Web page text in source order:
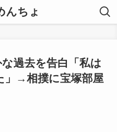
んちょ
過去を告白「私は
」→相撲に宝塚部屋